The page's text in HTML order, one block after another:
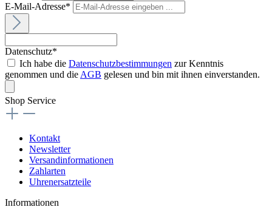
E-Mail-Adresse*
Datenschutz*
Ich habe die Datenschutzbestimmungen zur Kenntnis
genommen und die AGB gelesen und bin mit ihnen einverstanden.
Shop Service
Kontakt
Newsletter
Versandinformationen
Zahlarten
Uhrenersatzteile
Informationen